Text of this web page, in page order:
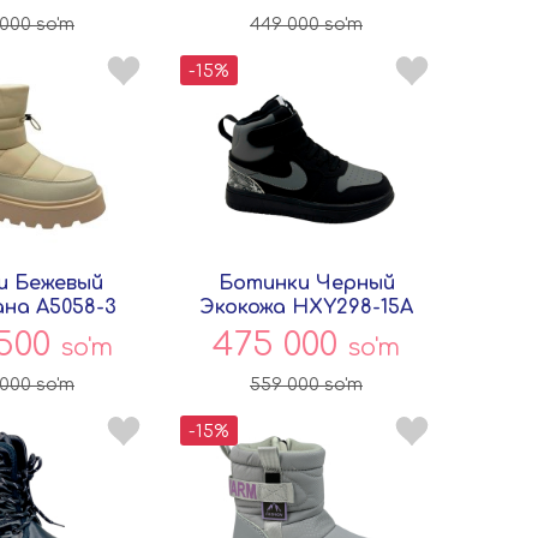
so'm 449 000so'm
Бежевый
A5058-3
so'm
so'm
-15%
Ботинки Черный
Экокожа HXY298-15A
Совёнок
475 000 so'm
559 000so'm
-15%